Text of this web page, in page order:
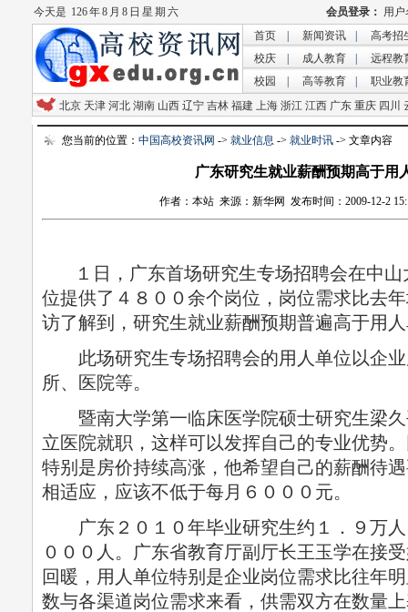
今天是 126 年 8 月 8 日 星 期 六
首页
新闻资讯
高考招
校庆
成人教育
远程教
校园
高等教育
职业教
北京 天津 河北 湖南 山西 辽宁 吉林 福建 上海 浙江 江西 广东 重庆 四川
您当前的位置： 中国高校资讯网 -> 就业信息 -> 就业时讯 -> 文章内容
广东研究生就业薪酬预期高于用
作者：本站 来源：新华网 发布时间：2009-12-2
１日，广东首场研究生专场招聘会在中山
位提供了４８００余个岗位，岗位需求比去
访了解到，研究生就业薪酬预期普遍高于用
此场研究生专场招聘会的用人单位以企业
所、医院等。
暨南大学第一临床医学院硕士研究生梁久
立医院就职，这样可以发挥自己的专业优势
特别是房价持续高涨，他希望自己的薪酬待
相适应，应该不低于每月６０００元。
广东２０１０年毕业研究生约１．９万人
０００人。广东省教育厅副厅长王玉学在接
回暖，用人单位特别是企业岗位需求比往年
数与各渠道岗位需求来看，供需双方在数量